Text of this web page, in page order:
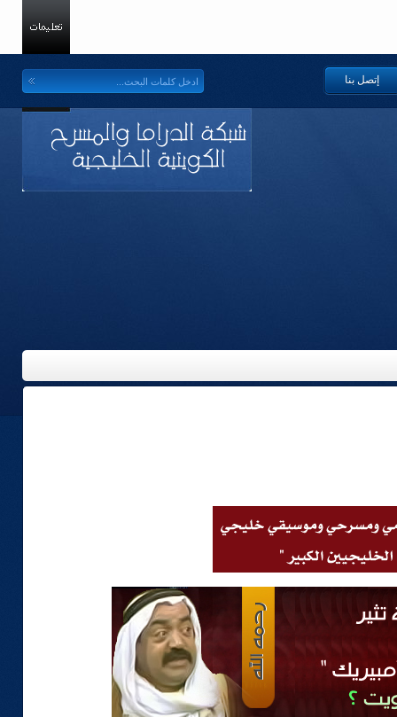
إتصل بنا